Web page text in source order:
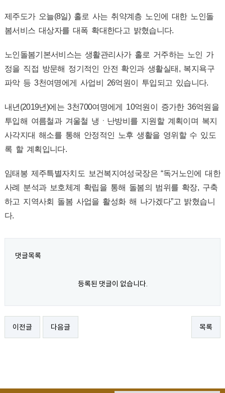
제주도가 오늘(8일) 홀로 사는 취약계층 노인에 대한 노인돌
봄서비스 대상자를 대폭 확대한다고 밝혔습니다.
노인돌봄기본서비스는 생활관리사가 홀로 거주하는 노인 가
정을 직접 방문해 정기적인 안전 확인과 생활실태, 복지욕구
파악 등 3천여명에게 사업비 26억원이 투입되고 있습니다.
내년(2019년)에는 3천700여명에게 10억원이 증가한 36억원을
투입해 여름철과 겨울철 냉ㆍ난방비를 지원할 계획이며 복지
사각지대 해소를 통해 안정적인 노후 생활을 영위할 수 있도
록 할 계획입니다.
임태봉 제주특별자치도 보건복지여성국장은 “독거노인에 대한
사례 분석과 보호체계 확립을 통해 돌봄의 범위를 확장, 구축
하고 지역사회 돌봄 사업을 활성화 해 나가겠다”고 밝혔습니
다.
댓글목록
등록된 댓글이 없습니다.
이전글 다음글 목록